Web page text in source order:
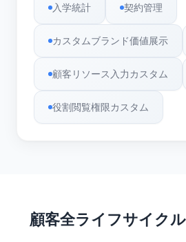
入学統計 契約管理
カスタムブランド価値展示
顧客リソース入力カスタム
役割閲覧権限カスタム
顧客全ライフサイク